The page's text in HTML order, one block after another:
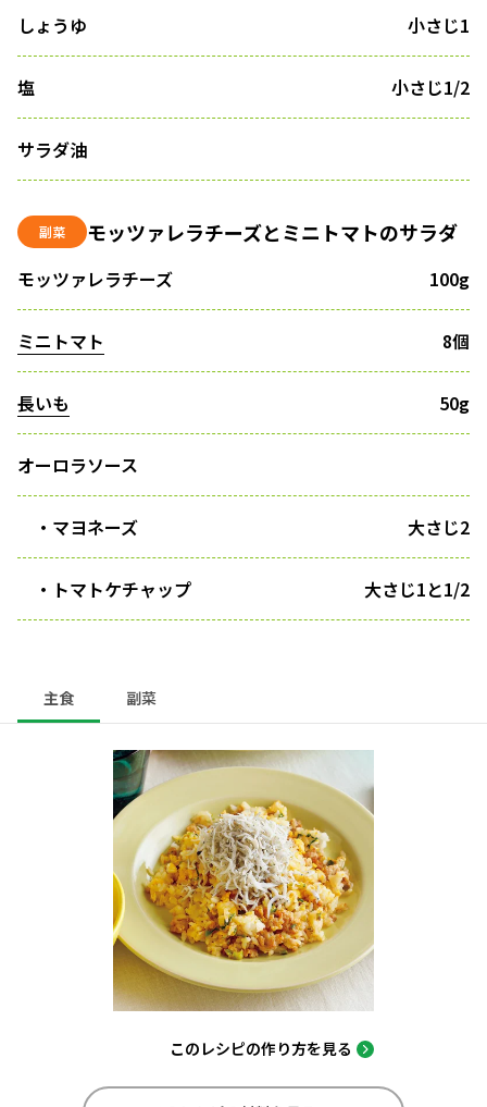
しょうゆ 小さじ1
塩 小さじ1/2
サラダ油
副菜 モッツァレラチーズとミニトマトのサラダ
モッツァレラチーズ 100g
ミニトマト 8個
長いも 50g
オーロラソース
・マヨネーズ 大さじ2
・トマトケチャップ 大さじ1と1/2
主食 副菜
このレシピの作り方を見る